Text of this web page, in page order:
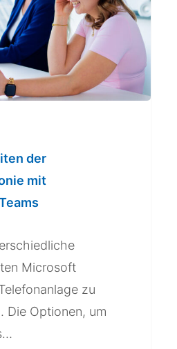
der
mit
Microsoft
zu
Die Optionen, um